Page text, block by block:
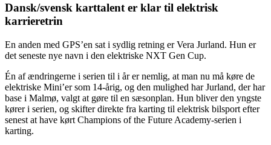
Dansk/svensk karttalent er klar til elektrisk
karrieretrin
En anden med GPS’en sat i sydlig retning er Vera Jurland. Hun er
det seneste nye navn i den elektriske NXT Gen Cup.
Én af ændringerne i serien til i år er nemlig, at man nu må køre de
elektriske Mini’er som 14-årig, og den mulighed har Jurland, der har
base i Malmø, valgt at gøre til en sæsonplan. Hun bliver den yngste
kører i serien, og skifter direkte fra karting til elektrisk bilsport efter
senest at have kørt Champions of the Future Academy-serien i
karting.